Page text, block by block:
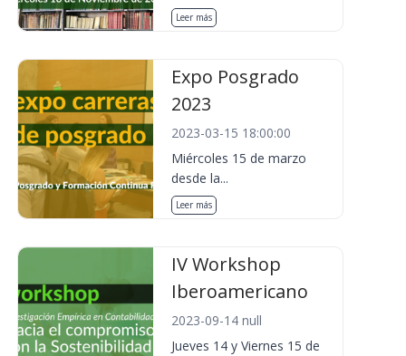
Leer más
Expo Posgrado
2023
2023-03-15 18:00:00
Miércoles 15 de marzo
desde la...
Leer más
IV Workshop
Iberoamericano
2023-09-14 null
Jueves 14 y Viernes 15 de